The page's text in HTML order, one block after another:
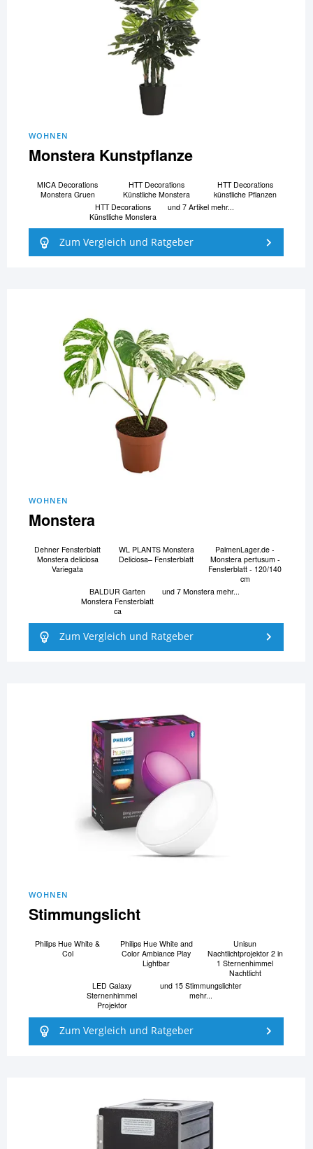
WOHNEN
Monstera Kunstpflanze
MICA Decorations
Monstera Gruen
HTT Decorations
Künstliche Monstera
HTT Decorations
künstliche Pflanzen
HTT Decorations
Künstliche Monstera
und 7 Artikel mehr...
Zum Vergleich und Ratgeber
WOHNEN
Monstera
Dehner Fensterblatt
Monstera deliciosa
Variegata
WL PLANTS Monstera
Deliciosa– Fensterblatt
PalmenLager.de -
Monstera pertusum -
Fensterblatt - 120/140
cm
BALDUR Garten
Monstera Fensterblatt
ca
und 7 Monstera mehr...
Zum Vergleich und Ratgeber
WOHNEN
Stimmungslicht
Philips Hue White &
Col
Philips Hue White and
Color Ambiance Play
Lightbar
Unisun
Nachtlichtprojektor 2 in
1 Sternenhimmel
Nachtlicht
LED Galaxy
Sternenhimmel
Projektor
und 15 Stimmungslichter
mehr...
Zum Vergleich und Ratgeber